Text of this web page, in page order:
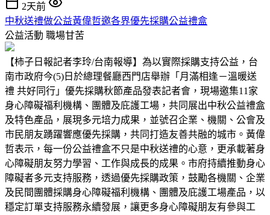
2天前
中秋送禮做公益黃偉哲邀各界優先採購公益禮盒
公益活動 職場甘苦
【柿子日報記者李玲/台南報導】為以實際採購支持公益，台
南市政府今(5)日於總理餐廳西門店舉辦「月滿相逢－溫暖送
禮 共好同行」優先採購秋節產品發表記者會，現場邀集11家
身心障礙福利機構、團體及庇護工場，共同展出中秋公益禮盒
及特色產品，展現多元培力成果，並號召企業、機關、公會及
市民朋友踴躍響應優先採購，共同打造友善共融的城市。黃偉
哲表示，每一份公益禮盒不只是中秋送禮的心意，更承載著身
心障礙朋友努力學習、工作與成長的成果。市府持續推動身心
障礙者多元支持服務，透過優先採購政策，鼓勵各機關、企業
及民間團體採購身心障礙福利機構、團體及庇護工場產品，以
穩定訂單支持服務永續發展，讓更多身心障礙朋友有參與工